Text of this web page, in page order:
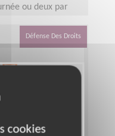
ou deux par
Défense Des Droits
cookies